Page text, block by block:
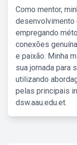
Como mentor,
desenvolvimento
empregando
conexões
e paixão. Minha
sua jornada para
utilizando
pelas principais
dsw.aau.edu.et.